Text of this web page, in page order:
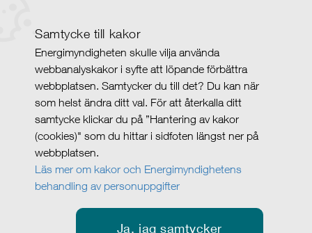
Samtycke till kakor
Energimyndigheten skulle vilja använda
webbanalyskakor i syfte att löpande förbättra
webbplatsen. Samtycker du till det? Du kan när
som helst ändra ditt val. För att återkalla ditt
samtycke klickar du på ”Hantering av kakor
(cookies)" som du hittar i sidfoten längst ner på
webbplatsen.
Läs mer om kakor och Energimyndighetens
behandling av personuppgifter
Ja, jag samtycker